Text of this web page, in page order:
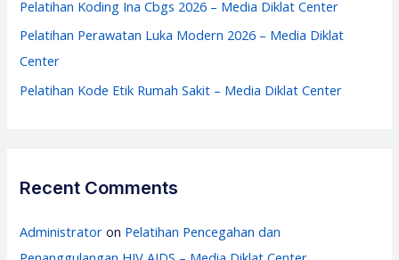
Pelatihan Koding Ina Cbgs 2026 – Media Diklat Center
Pelatihan Perawatan Luka Modern 2026 – Media Diklat
Center
Pelatihan Kode Etik Rumah Sakit – Media Diklat Center
Recent Comments
Administrator on Pelatihan Pencegahan dan